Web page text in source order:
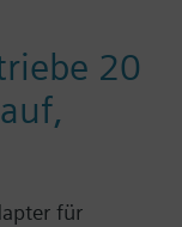
20
für